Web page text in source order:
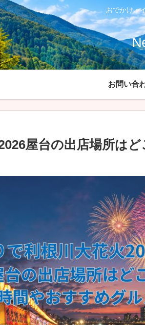
おでかけ・
お問い合
屋台の出店場所は